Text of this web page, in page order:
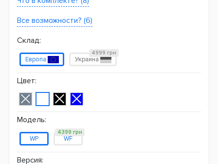
Все возможности? (6)
Склад:
Европа Украина
4999 грн
Цвет:
Модель:
WP WF
4399 грн
Версия: